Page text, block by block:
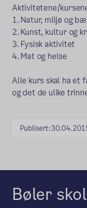
Aktivitetene/
1. Natur, miljø og
2. Kunst, kultur og
3. Fysisk aktivitet
4. Mat og helse
Alle kurs skal ha et
og det de ulike
Publisert:
Bøler